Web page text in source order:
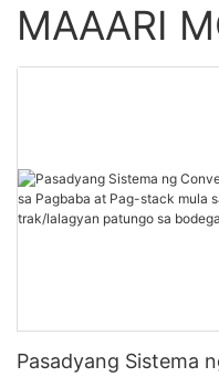
MAAARI
Pasadyang Sistema